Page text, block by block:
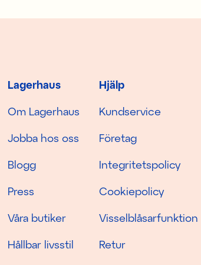
Lagerhaus
Om Lagerhaus
Jobba hos oss
Blogg
Press
Våra butiker
Hållbar livsstil
Hjälp
Kundservice
Företag
Integritetspolicy
Cookiepolicy
Visselblåsarfunktion
Retur